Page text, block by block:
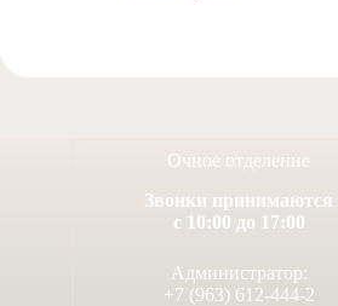
Очное отделение
Звонки принимаются
с 10:00 до 17:00
Администратор:
+7 (963) 612-444-2